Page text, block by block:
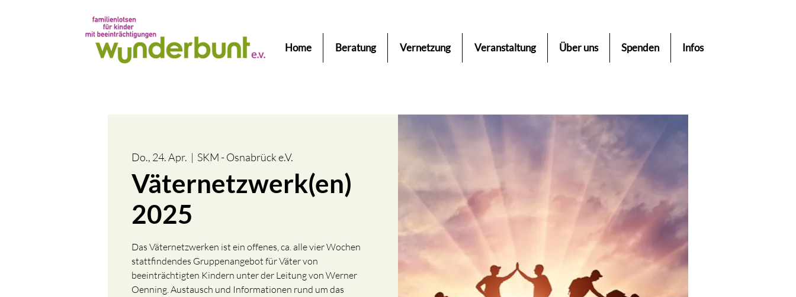
Home Beratung Vernetzung Veranstaltung Über uns Spenden Infos
Do., 24. Apr.
  |
SKM - Osnabrück e.V.
Väternetzwerk(en)
2025
Das Väternetzwerken ist ein offenes, ca. alle vier Wochen
stattfindendes Gruppenangebot für Väter von
beeinträchtigten Kindern unter der Leitung von Werner
Oenning. Austausch und Informationen rund um das